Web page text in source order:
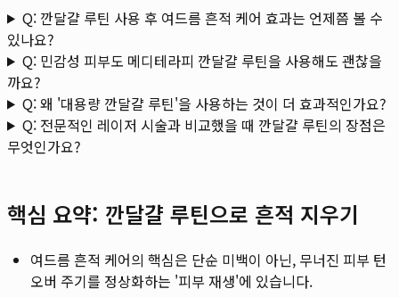
Q: 깐달걀 루틴 사용 후 여드름 흔적 케어 효과는 언제쯤 볼 수
있나요?
Q: 민감성 피부도 메디테라피 깐달걀 루틴을 사용해도 괜찮을
까요?
Q: 왜 '대용량 깐달걀 루틴'을 사용하는 것이 더 효과적인가요?
Q: 전문적인 레이저 시술과 비교했을 때 깐달걀 루틴의 장점은
무엇인가요?
핵심 요약: 깐달걀 루틴으로 흔적 지우기
여드름 흔적 케어의 핵심은 단순 미백이 아닌, 무너진 피부 턴
오버 주기를 정상화하는 '피부 재생'에 있습니다.